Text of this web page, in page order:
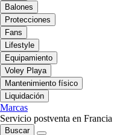
Balones
Protecciones
Fans
Lifestyle
Equipamiento
Voley Playa
Mantenimiento físico
Liquidación
Marcas
Servicio postventa en Francia
Buscar